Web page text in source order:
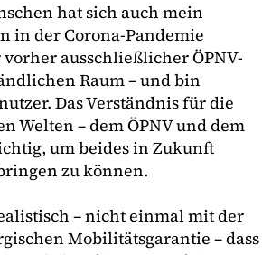
hat sich auch mein
in der Corona-Pandemie
ausschließlicher ÖPNV-
Raum – und bin
Das Verständnis für die
Welten – dem ÖPNV und dem
um beides in Zukunft
zu können.
– nicht einmal mit der
Mobilitätsgarantie – dass